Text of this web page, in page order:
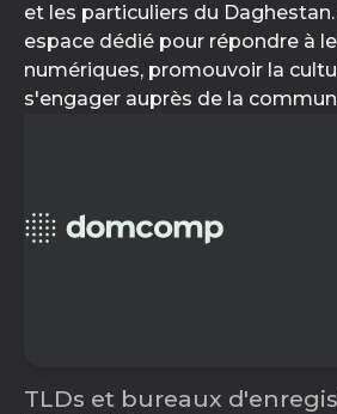
et les particuliers du
espace dédié pour répondre à
numériques, promouvoir la
s'engager auprès de la
TLDs et bureaux